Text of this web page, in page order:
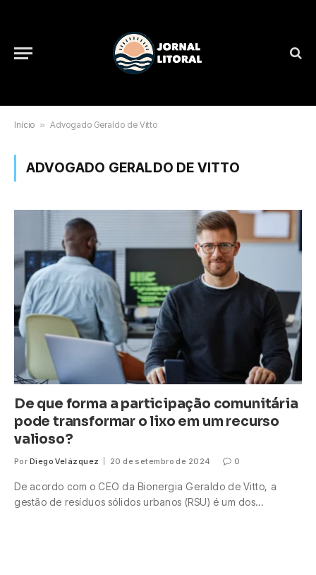
Início » Advogado Geraldo de Vitto
ADVOGADO GERALDO DE VITTO
De que forma a participação comunitária
pode transformar o lixo em um recurso
valioso?
Por Diego Velázquez 20 de setembro de 2024 0
De acordo com o CEO da Bionergia Geraldo de Vitto, a
gestão de resíduos sólidos urbanos (RSU) é um dos…